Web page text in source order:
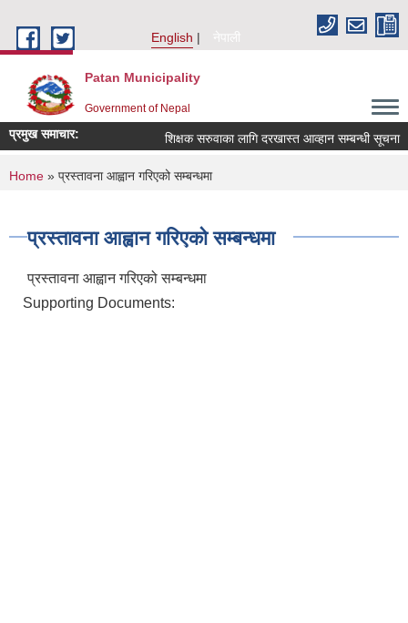
English
नेपाली
Patan Municipality
Government of Nepal
प्रमुख समाचार: शिक्षक सरुवाका लागि दरखास्त आव्हान सम्बन्धी सूचना ।
You are here
Home » प्रस्तावना आह्वान गरिएको सम्बन्धमा
प्रस्तावना आह्वान गरिएको सम्बन्धमा
प्रस्तावना आह्वान गरिएको सम्बन्धमा
Supporting Documents: